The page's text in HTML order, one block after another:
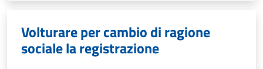
Volturare per cambio di ragione
sociale la registrazione